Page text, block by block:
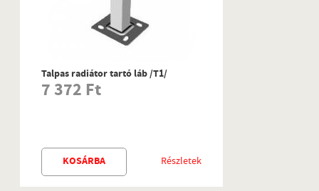
Talpas radiátor tartó láb /T1/
7 372 Ft
Részletek
KOSÁRBA